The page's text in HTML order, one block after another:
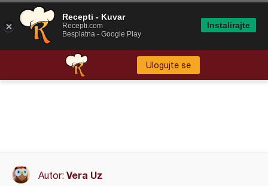
Ulogujte se
Autor: Vera Uz
Recepti - Kuvar
Recepti.com
Besplatna - Google Play
Instalirajte